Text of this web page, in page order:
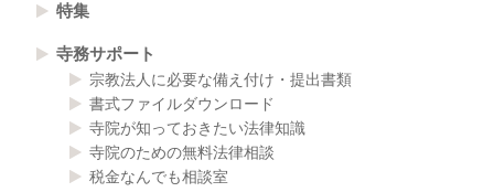
特集
寺務サポート
宗教法人に必要な備え付け・提出書類
書式ファイルダウンロード
寺院が知っておきたい法律知識
寺院のための無料法律相談
税金なんでも相談室